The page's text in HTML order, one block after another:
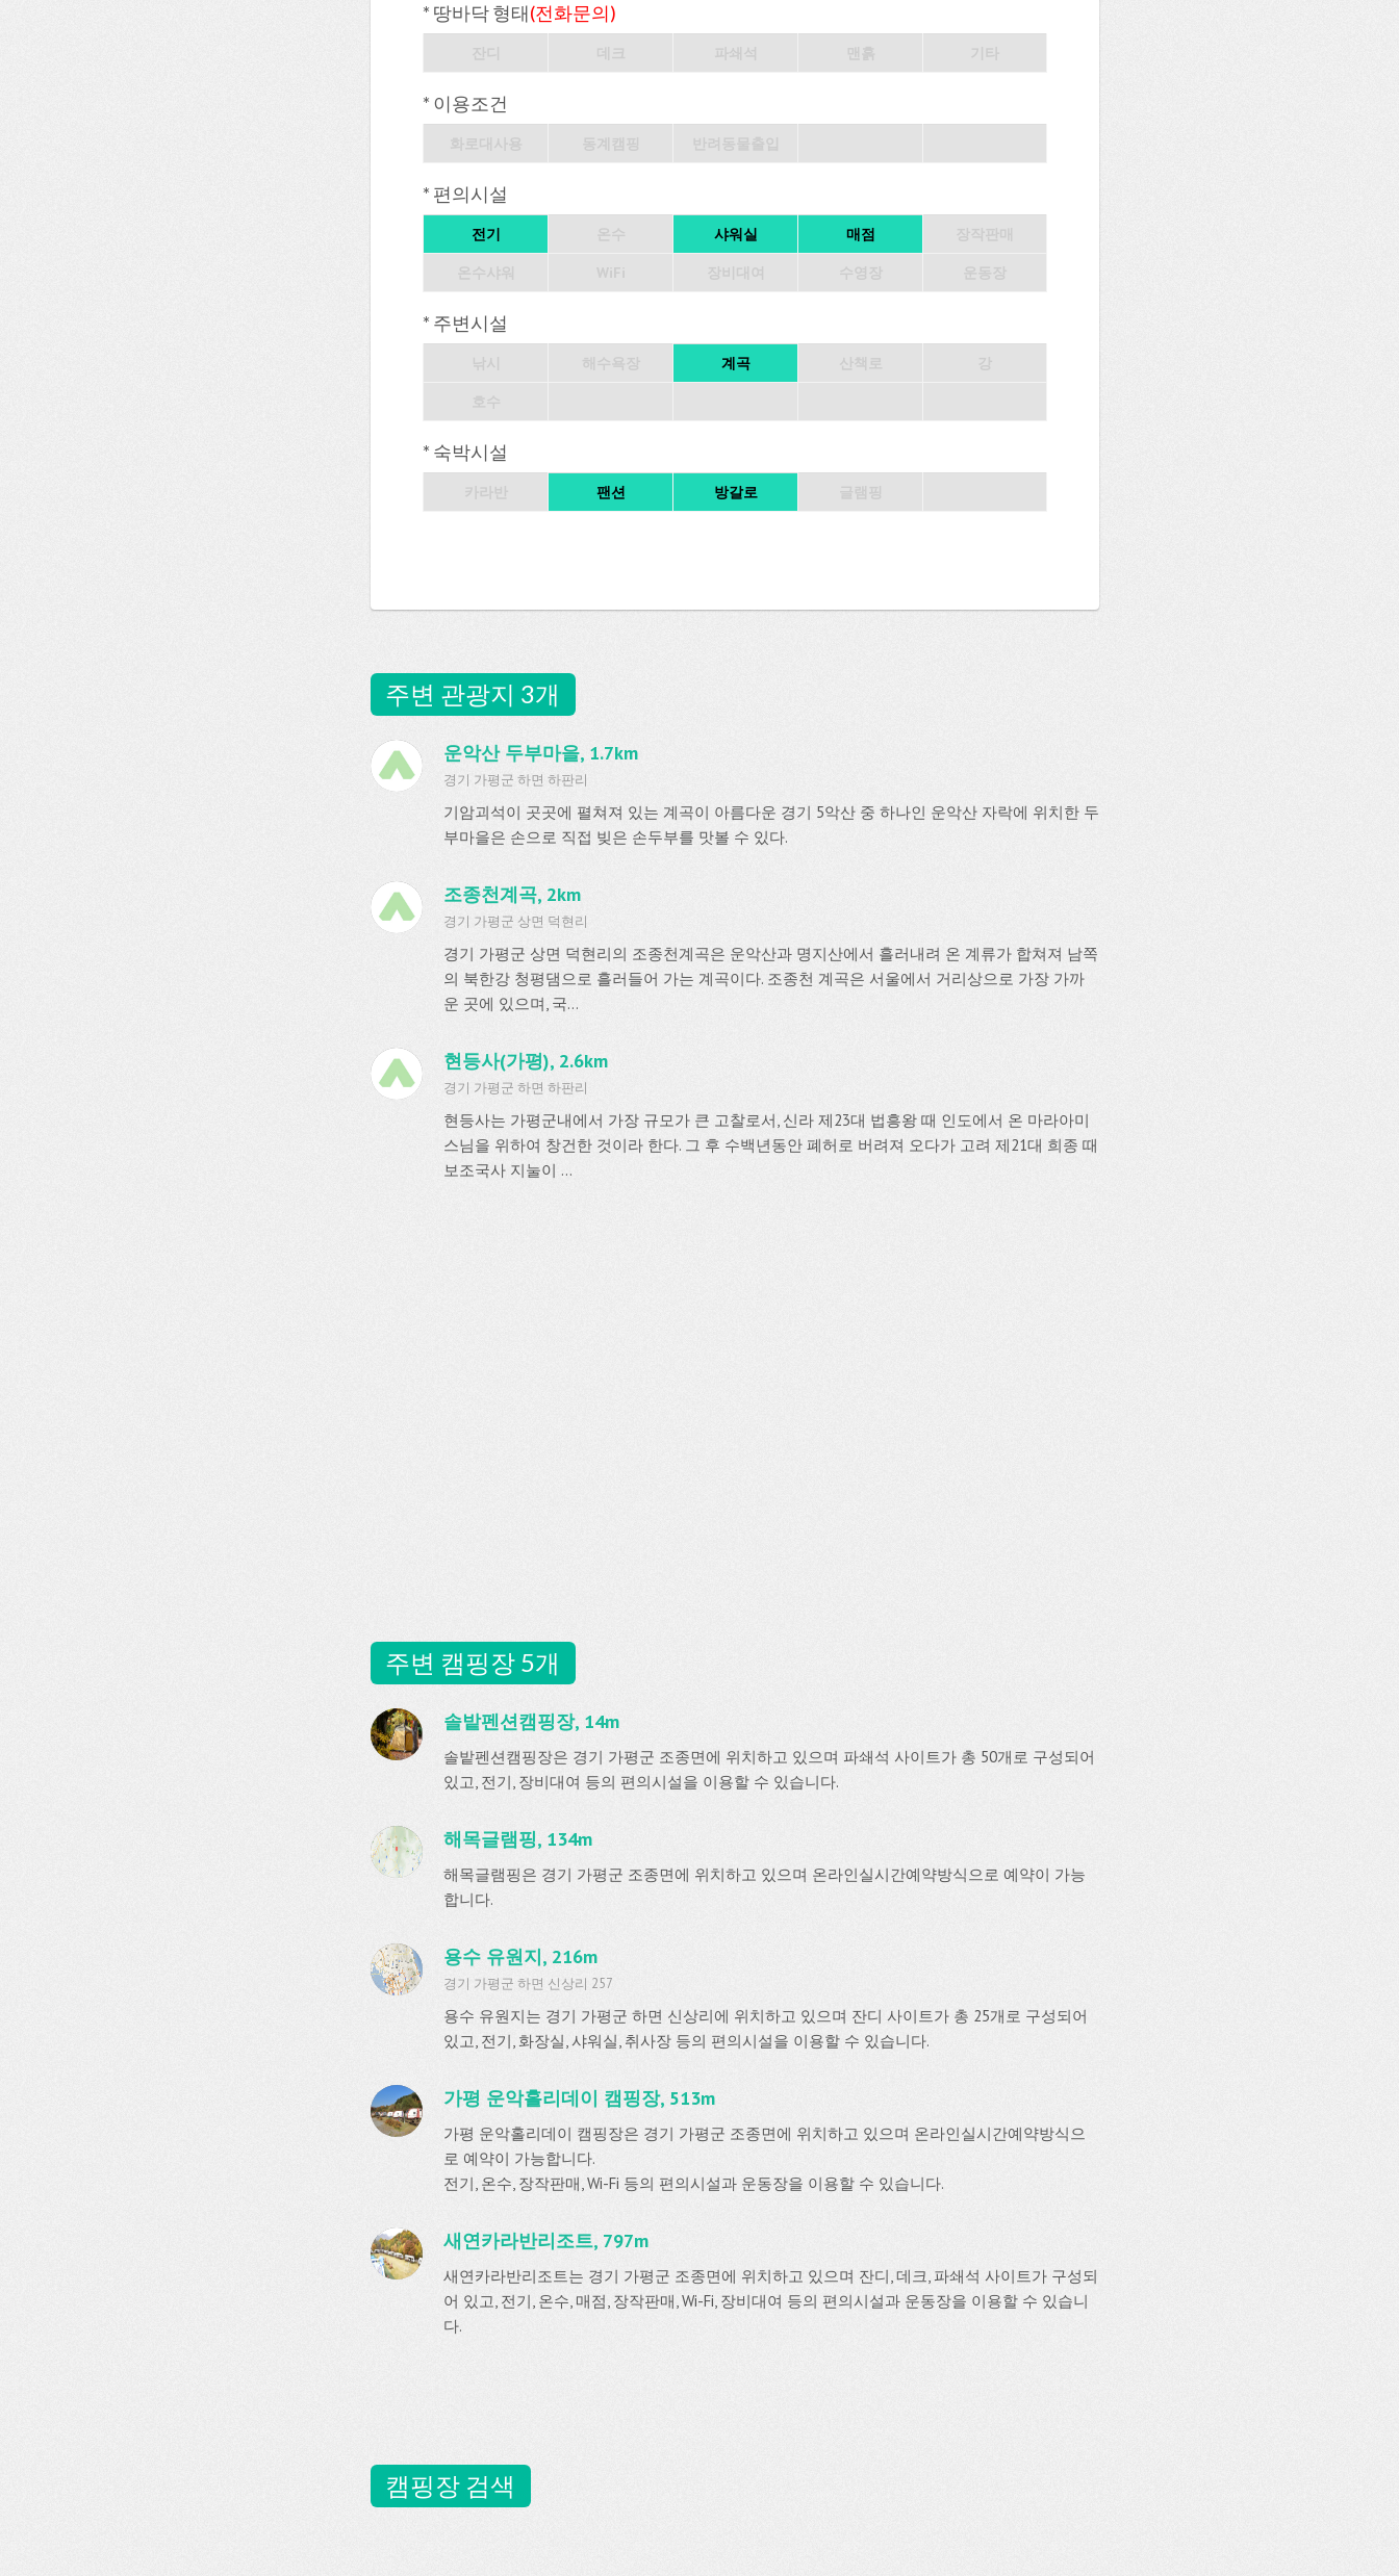
* 땅바닥 형태(전화문의)
* 이용조건
* 편의시설
전기 샤워실 매점
* 주변시설
계곡
* 숙박시설
팬션 방갈로
주변 관광지 3개
운악산 두부마을, 1.7km
경기 가평군 하면 하판리
기암괴석이 곳곳에 펼쳐져 있는 계곡이 아름다운 경기 5악산 중 하나인 운악산 자락에 위치한 두
부마을은 손으로 직접 빚은 손두부를 맛볼 수 있다.
조종천계곡, 2km
경기 가평군 상면 덕현리
경기 가평군 상면 덕현리의 조종천계곡은 운악산과 명지산에서 흘러내려 온 계류가 합쳐져 남쪽
의 북한강 청평댐으로 흘러들어 가는 계곡이다. 조종천 계곡은 서울에서 거리상으로 가장 가까
운 곳에 있으며, 국...
현등사(가평), 2.6km
경기 가평군 하면 하판리
현등사는 가평군내에서 가장 규모가 큰 고찰로서, 신라 제23대 법흥왕 때 인도에서 온 마라아미
스님을 위하여 창건한 것이라 한다. 그 후 수백년동안 폐허로 버려져 오다가 고려 제21대 희종 때
보조국사 지눌이 ...
주변 캠핑장 5개
솔밭펜션캠핑장, 14m
솔밭펜션캠핑장은 경기 가평군 조종면에 위치하고 있으며 파쇄석 사이트가 총 50개로 구성되어
있고, 전기, 장비대여 등의 편의시설을 이용할 수 있습니다.
해목글램핑, 134m
해목글램핑은 경기 가평군 조종면에 위치하고 있으며 온라인실시간예약방식으로 예약이 가능
합니다.
용수 유원지, 216m
경기 가평군 하면 신상리 257
용수 유원지는 경기 가평군 하면 신상리에 위치하고 있으며 잔디 사이트가 총 25개로 구성되어
있고, 전기, 화장실, 샤워실, 취사장 등의 편의시설을 이용할 수 있습니다.
가평 운악홀리데이 캠핑장, 513m
가평 운악홀리데이 캠핑장은 경기 가평군 조종면에 위치하고 있으며 온라인실시간예약방식으
로 예약이 가능합니다.
전기, 온수, 장작판매, Wi-Fi 등의 편의시설과 운동장을 이용할 수 있습니다.
새연카라반리조트, 797m
새연카라반리조트는 경기 가평군 조종면에 위치하고 있으며 잔디, 데크, 파쇄석 사이트가 구성되
어 있고, 전기, 온수, 매점, 장작판매, Wi-Fi, 장비대여 등의 편의시설과 운동장을 이용할 수 있습니
다.
캠핑장 검색